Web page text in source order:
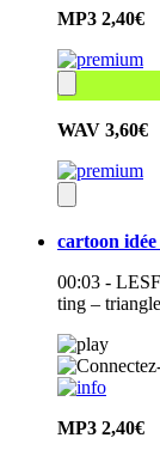
MP3 2,40€
WAV 3,60€
cartoon idée
00:03 -
ting –
MP3 2,40€